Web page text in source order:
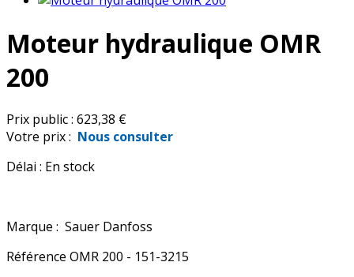
Moteur hydraulique OMR
200
Prix public : 623,38 €
Votre prix : Nous consulter
Délai : En stock
Marque : Sauer Danfoss
Référence OMR 200 - 151-3215